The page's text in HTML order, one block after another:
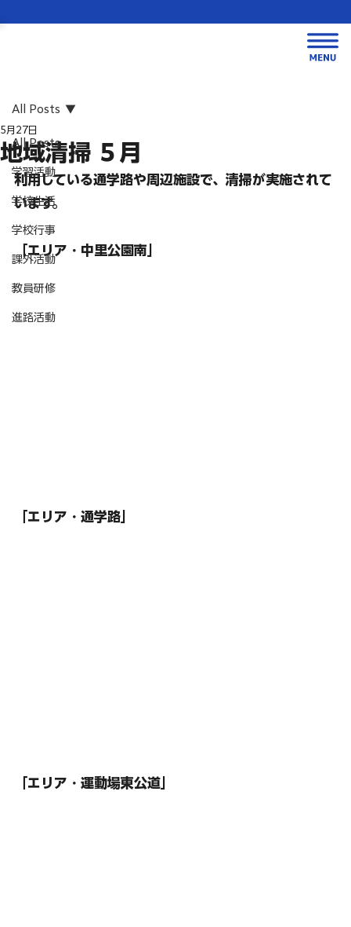
All Posts
学習活動
学校生活
学校行事
課外活動
教員研修
進路活動
All Posts
地域清掃 ５月
5月27日
利用している通学路や周辺施設で、清掃が実施されて
います。
「エリア・中里公園南」
「エリア・通学路」
「エリア・運動場東公道」